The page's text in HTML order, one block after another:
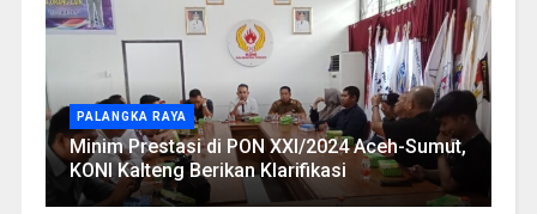
PALANGKA RAYA
Minim Prestasi di PON XXI/2024 Aceh-Sumut,
KONI Kalteng Berikan Klarifikasi